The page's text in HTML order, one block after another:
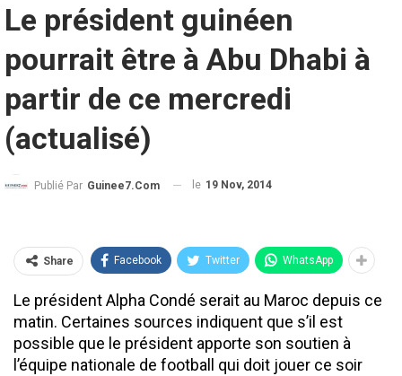
Le président guinéen
pourrait être à Abu Dhabi à
partir de ce mercredi
(actualisé)
Publié Par Guinee7.com le 19 Nov, 2014
Share Facebook Twitter WhatsApp
Le président Alpha Condé serait au Maroc depuis ce
matin. Certaines sources indiquent que s’il est
possible que le président apporte son soutien à
l’équipe nationale de football qui doit jouer ce soir